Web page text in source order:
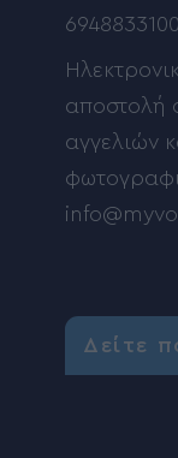
6948833100
αποστολή
αγγελιών
Δείτε